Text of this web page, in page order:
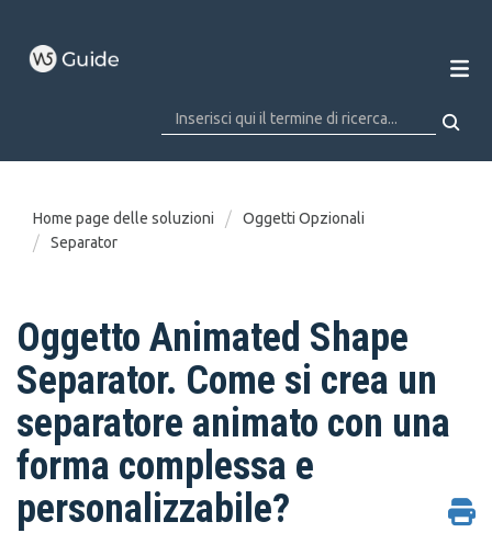
Home page delle soluzioni
Oggetti Opzionali
Separator
Oggetto Animated Shape
Separator. Come si crea un
separatore animato con una
forma complessa e
personalizzabile?